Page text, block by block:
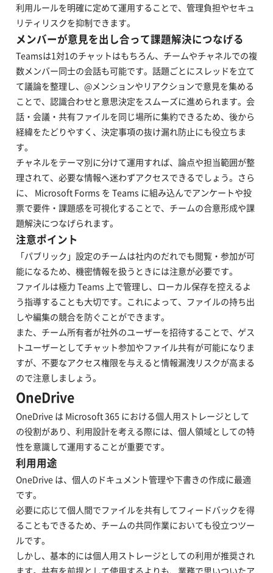
利用ルールを明確に定めて運用することで、管理負担やセキュ
リティリスクを抑制できます。
メンバーが意見を出し合って課題解決につなげる
Teamsは1対1のチャットはもちろん、チームやチャネルでの複
数メンバー同士の会話も可能です。話題ごとにスレッドを立て
て議論を整理し、@メンションやリアクションで意見を集める
ことで、認識合わせと意思決定をスムーズに進められます。会
話・会議・共有ファイルを同じ場所に集約できるため、後から
経緯をたどりやすく、決定事項の抜け漏れ防止にも役立ちま
す。
チャネルをテーマ別に分けて運用すれば、論点や担当範囲が整
理されて、必要な情報へ迷わずアクセスできるでしょう。さら
に、 Microsoft Forms を Teams に組み込んでアンケートや投
票で要件・課題感を可視化することで、チームの合意形成や課
題解決につなげられます。
注意ポイント
「パブリック」設定のチームは社内のだれでも閲覧・参加が可
能になるため、機密情報を扱うときには注意が必要です。
ファイルは極力 Teams 上で管理し、ローカル保存を控えるよ
う指導することも大切です。これによって、ファイルの持ち出
しや編集の競合を防ぐことができます。
また、チーム所有者が社外のユーザーを招待することで、ゲス
トユーザーとしてチャット参加やファイル共有が可能になりま
すが、不要なアクセス権限を与えると情報漏洩リスクが高まる
ので注意しましょう。
OneDrive
OneDrive は Microsoft 365 における個人用ストレージとして
の役割があり、利用設計を考える際には、個人領域としての特
性を意識して運用することが重要です。
利用用途
OneDrive は、個人のドキュメント管理や下書きの作成に最適
です。
必要に応じて個人間でファイルを共有してフィードバックを得
ることもできるため、チームの共同作業においても役立つツー
ルです。
しかし、基本的には個人用ストレージとしての利用が推奨され